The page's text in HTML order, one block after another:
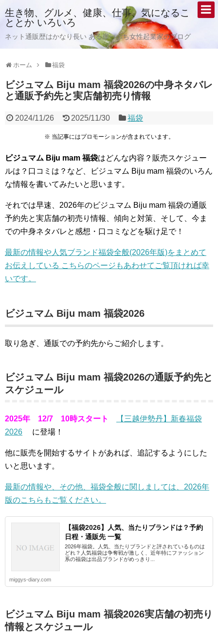
生き物、グルメ、健康、仕事、気になるこ
ととか いろいろ
ネット通販歴はかなり長い ある崖っぷち女性起業家のブログ
ホーム 福袋
ビジュマム Biju mam 福袋2026の中身ネタバレ
と通販予約先と実店舗初売り情報
2024/11/26 2025/11/30 福袋
※ 当記事にはプロモーションが含まれています。
ビジュマム Biju mam 福袋はどんな内容？販売スケジュー
ルは？口コミは？など、ビジュマム Biju mam 福袋のいろん
な情報を書いてみたいと思います。
それでは早速、2026年のビジュマム Biju mam 福袋の通販
予約先と実店舗の初売り情報、傾向と対策、そして、今ま
での中身ネタバレと感想・口コミなどを駆け足で！
最新の情報や人気ブランド福袋全般(2026年版)をまとめて
お伝えしている こちらのページもあわせてご覧頂ければ幸
いです。
ビジュマム Biju mam 福袋2026
取り急ぎ、通販での予約先からご紹介します。
ビジュマム Biju mam 福袋2026の通販予約先と
スケジュール
2025年 12/7 10時スタート
【三越伊勢丹】新春福袋
2026
に登場！
他に販売を開始するサイトがあれば、追記するようにした
いと思います。
最新の情報や、その他、福袋全般に関しましては、2026年
版のこちらもご覧ください。
【福袋2026】人気、当たりブランドは？予約
日程・通販先 一覧
2026年福袋。人気、当たりブランドと評されているものは
どれ？人気福袋は争奪戦が激しく、近年特にファッション
系の福袋は出品ブランドがめっきり...
miggys-diary.com
ビジュマム Biju mam 福袋2026実店舗の初売り
情報とスケジュール